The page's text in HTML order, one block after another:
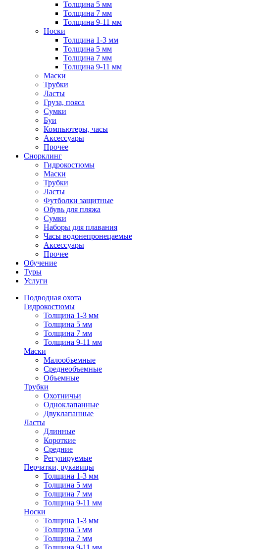
Толщина 5 мм
Толщина 7 мм
Толщина 9-11 мм
Носки
Толщина 1-3 мм
Толщина 5 мм
Толщина 7 мм
Толщина 9-11 мм
Маски
Трубки
Ласты
Груза, пояса
Сумки
Буи
Компьютеры, часы
Аксессуары
Прочее
Снорклинг
Гидрокостюмы
Маски
Трубки
Ласты
Футболки защитные
Обувь для пляжа
Сумки
Наборы для плавания
Часы водонепронецаемые
Аксессуары
Прочее
Обучение
Туры
Услуги
Подводная охота
Гидрокостюмы
Толщина 1-3 мм
Толщина 5 мм
Толщина 7 мм
Толщина 9-11 мм
Маски
Малообъемные
Среднеобъемные
Объемные
Трубки
Охотничьи
Одноклапанные
Двуклапанные
Ласты
Длинные
Короткие
Средние
Регулируемые
Перчатки, рукавицы
Толщина 1-3 мм
Толщина 5 мм
Толщина 7 мм
Толщина 9-11 мм
Носки
Толщина 1-3 мм
Толщина 5 мм
Толщина 7 мм
Толщина 9-11 мм